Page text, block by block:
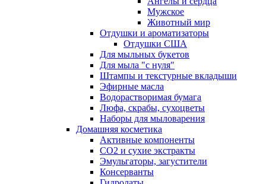
Мужское
Животный мир
Отдушки и ароматизаторы
Отдушки США
Для мыльных букетов
Для мыла "с нуля"
Штампы и текстурные вкладыши
Эфирные масла
Водорастворимая бумага
Люфа, скрабы, сухоцветы
Наборы для мыловарения
Домашняя косметика
Активные компоненты
СО2 и сухие экстракты
Эмульгаторы, загустители
Консерванты